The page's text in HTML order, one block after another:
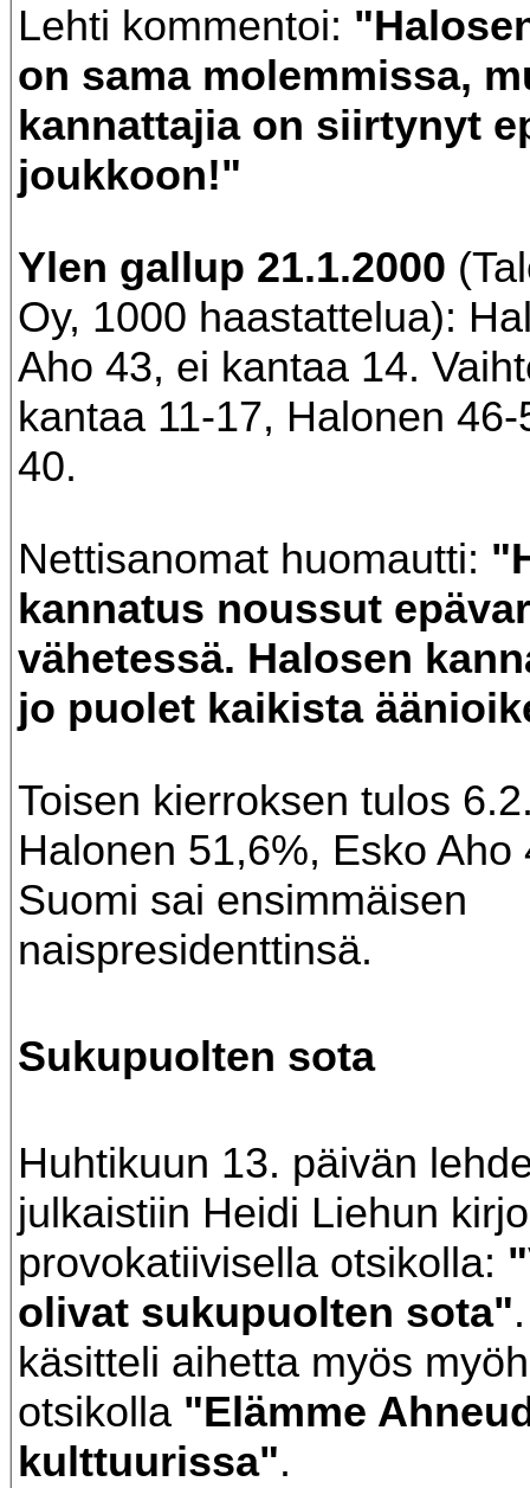
Lehti kommentoi:
on sama molemmissa,
kannattajia on siirtynyt
joukkoon!"
Ylen gallup 21.1.2000
Oy, 1000 haastattelua):
Aho 43, ei kantaa 14.
kantaa 11-17, Halonen
40.
Nettisanomat huomautti:
kannatus noussut
vähetessä. Halosen
jo puolet kaikista
Toisen kierroksen tulos
Halonen 51,6%, Esko Aho
Suomi sai ensimmäisen
naispresidenttinsä.
Sukupuolten sota
Huhtikuun 13. päivän
julkaistiin Heidi Liehun
provokatiivisella otsikolla:
olivat sukupuolten sota"
käsitteli aihetta myös
otsikolla "Elämme
kulttuurissa".